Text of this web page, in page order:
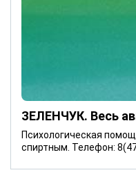
ЗЕЛЕНЧУК. Весь
Психологическая
спиртным. Телефон: